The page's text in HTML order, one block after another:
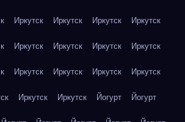
Иркутск Иркутск Иркутск Иркутск
Иркутск Иркутск Иркутск Иркутск
Иркутск Иркутск Иркутск Иркутск
Иркутск Иркутск Йогурт Йогурт